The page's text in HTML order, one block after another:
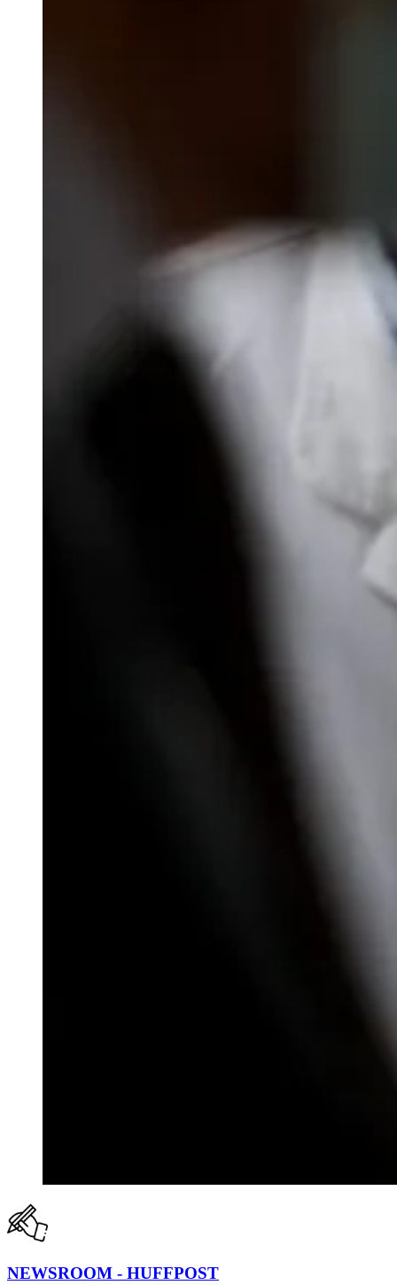
NEWSROOM - HUFFPOST